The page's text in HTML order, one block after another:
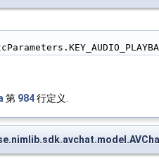
第 984行定义.